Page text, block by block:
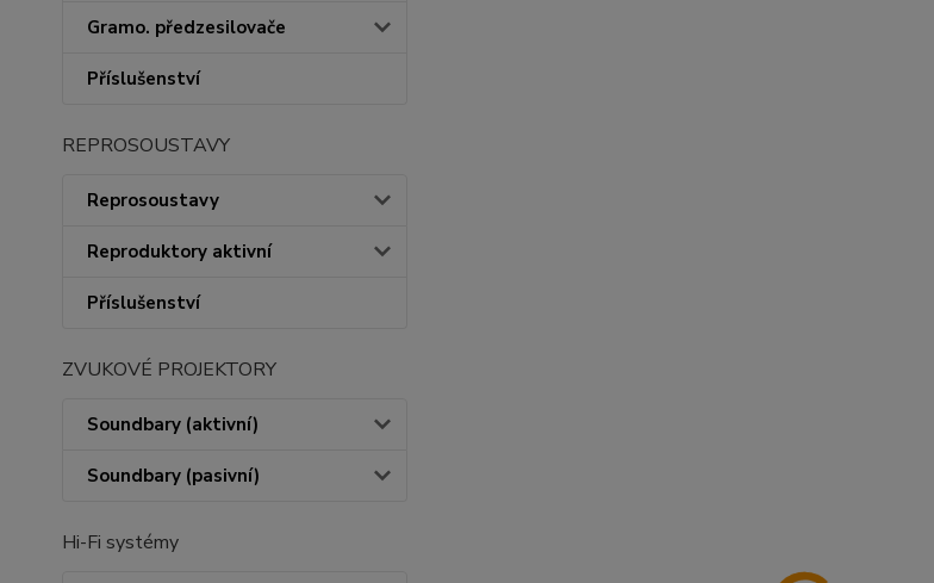
Gramo. předzesilovače
Příslušenství
REPROSOUSTAVY
Reprosoustavy
Reproduktory aktivní
Příslušenství
ZVUKOVÉ PROJEKTORY
Soundbary (aktivní)
Soundbary (pasivní)
Hi-Fi systémy